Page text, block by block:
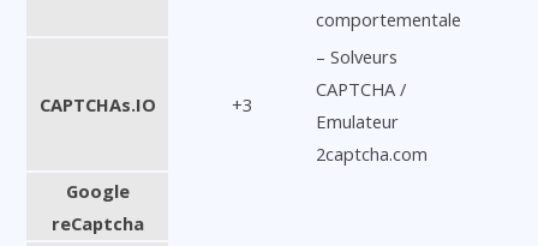
comportementale
CAPTCHAs.IO +3
– Solveurs
CAPTCHA /
Emulateur
2captcha.com
Google
reCaptcha